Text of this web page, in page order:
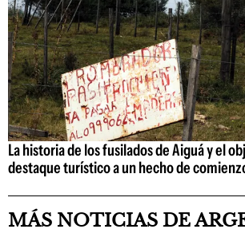
La historia de los fusilados de Aiguá y el
destaque turístico a un hecho de
MÁS NOTICIAS DE